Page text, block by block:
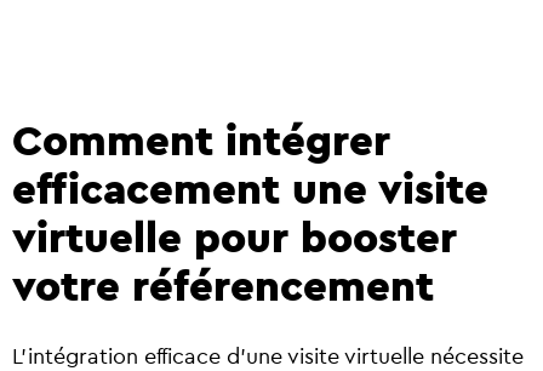
Comment intégrer
efficacement une visite
virtuelle pour booster
votre référencement
L’intégration efficace d’une visite virtuelle nécessite